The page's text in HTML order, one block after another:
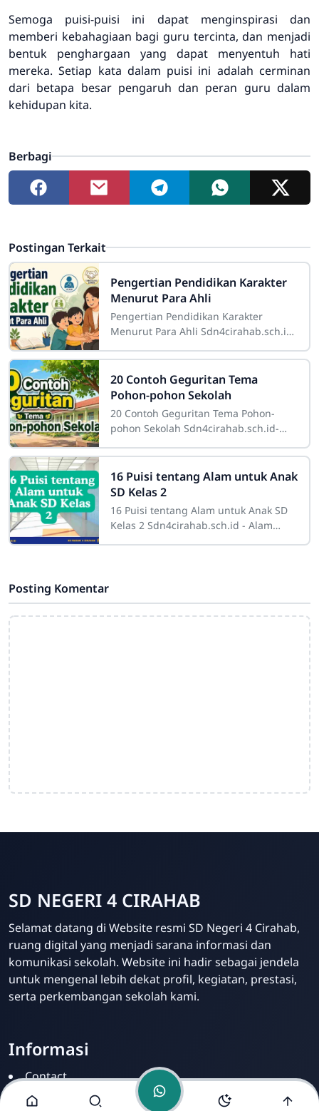
Admin
Online
Semoga puisi-puisi ini dapat menginspirasi dan
memberi kebahagiaan bagi guru tercinta, dan menjadi
bentuk penghargaan yang dapat menyentuh hati
mereka. Setiap kata dalam puisi ini adalah cerminan
dari betapa besar pengaruh dan peran guru dalam
kehidupan kita.
Berbagi
Postingan Terkait
Pengertian Pendidikan Karakter
Menurut Para Ahli
Pengertian Pendidikan Karakter
Menurut Para Ahli Sdn4cirahab.sch.id-
konsep yang sangat penting dalam
dunia
20 Contoh Geguritan Tema
Pohon-pohon Sekolah
20 Contoh Geguritan Tema Pohon-
pohon Sekolah Sdn4cirahab.sch.id-
memiliki peran yang sangat penting.
Tidak hanya
16 Puisi tentang Alam untuk Anak
SD Kelas 2
16 Puisi tentang Alam untuk Anak SD
Kelas 2 Sdn4cirahab.sch.id - Alam
Posting Komentar
SD NEGERI 4 CIRAHAB
Selamat datang di Website resmi SD Negeri 4 Cirahab,
ruang digital yang menjadi sarana informasi dan
komunikasi sekolah. Website ini hadir sebagai jendela
untuk mengenal lebih dekat profil, kegiatan, prestasi,
serta perkembangan sekolah kami.
Informasi
Contact
Disclamer